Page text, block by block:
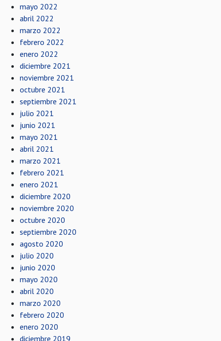
mayo 2022
abril 2022
marzo 2022
febrero 2022
enero 2022
diciembre 2021
noviembre 2021
octubre 2021
septiembre 2021
julio 2021
junio 2021
mayo 2021
abril 2021
marzo 2021
febrero 2021
enero 2021
diciembre 2020
noviembre 2020
octubre 2020
septiembre 2020
agosto 2020
julio 2020
junio 2020
mayo 2020
abril 2020
marzo 2020
febrero 2020
enero 2020
diciembre 2019